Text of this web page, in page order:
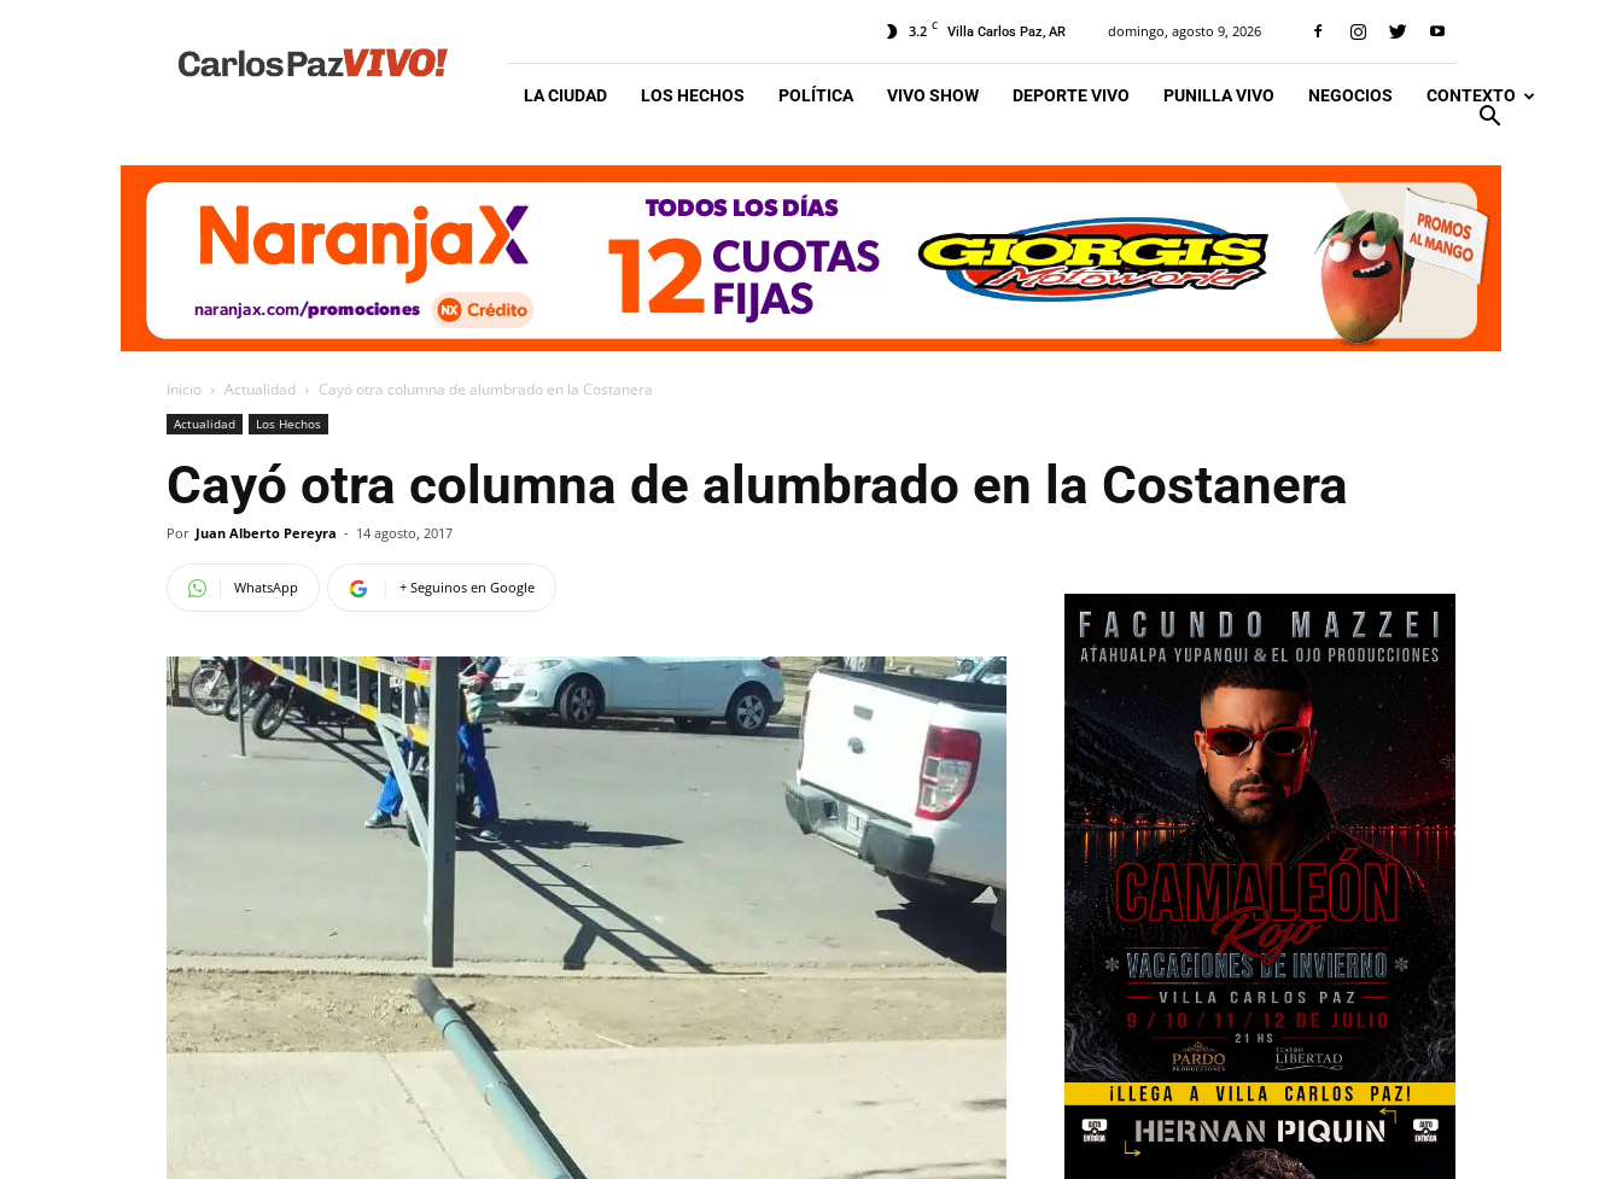
Vivo
3.2 C Villa Carlos Paz, AR domingo, agosto 9, 2026
LA CIUDAD LOS HECHOS POLÍTICA VIVO SHOW DEPORTE VIVO PUNILLA VIVO NEGOCIOS CONTEXTO
Inicio Actualidad Cayó otra columna de alumbrado en la Costanera
Actualidad Los Hechos
Cayó otra columna de alumbrado en la Costanera
Por Juan Alberto Pereyra - 14 agosto, 2017
WhatsApp + Seguinos en Google